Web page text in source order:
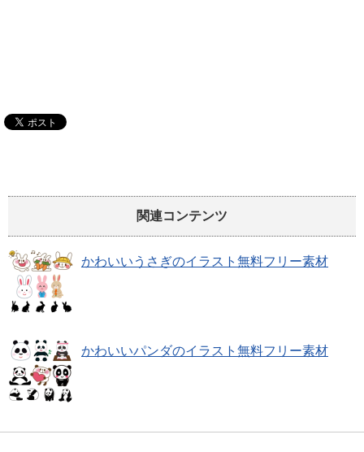
関連コンテンツ
かわいいうさぎのイラスト無料フリー素材
かわいいパンダのイラスト無料フリー素材